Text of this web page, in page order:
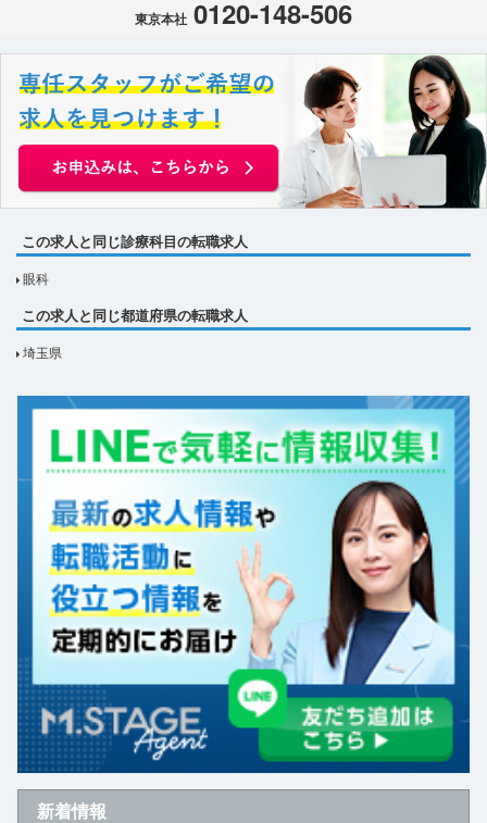
東京本社 0120-148-506
この求人と同じ診療科目の転職求人
眼科
この求人と同じ都道府県の転職求人
埼玉県
新着情報